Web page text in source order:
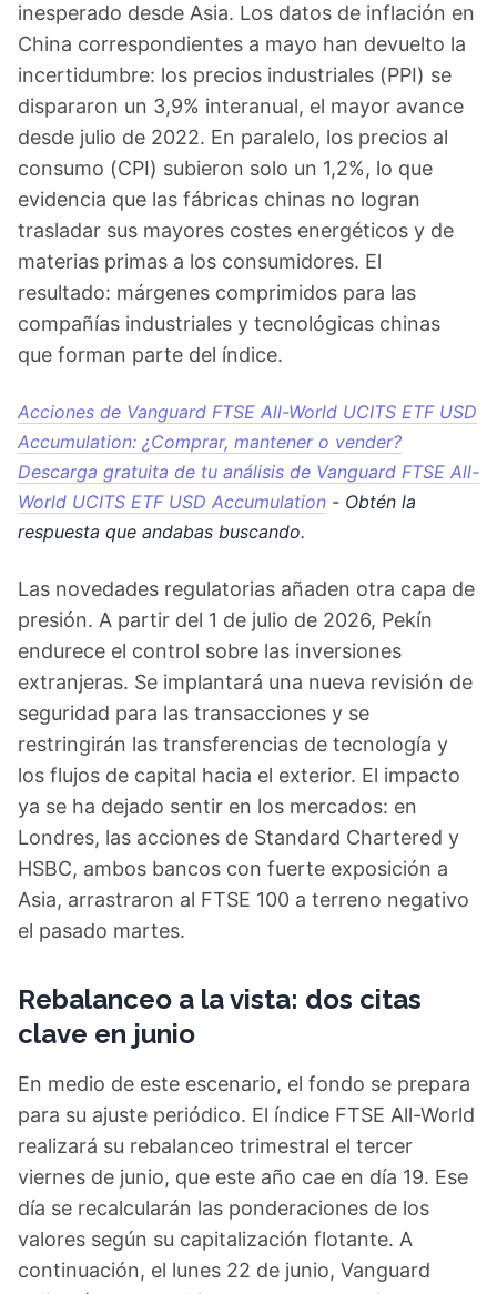
inesperado desde Asia. Los datos de inflación en
China correspondientes a mayo han devuelto la
incertidumbre: los precios industriales (PPI) se
dispararon un 3,9% interanual, el mayor avance
desde julio de 2022. En paralelo, los precios al
consumo (CPI) subieron solo un 1,2%, lo que
evidencia que las fábricas chinas no logran
trasladar sus mayores costes energéticos y de
materias primas a los consumidores. El
resultado: márgenes comprimidos para las
compañías industriales y tecnológicas chinas
que forman parte del índice.
Acciones de Vanguard FTSE All-World UCITS ETF USD
Accumulation: ¿Comprar, mantener o vender?
Descarga gratuita de tu análisis de Vanguard FTSE All-
World UCITS ETF USD Accumulation - Obtén la
respuesta que andabas buscando.
Las novedades regulatorias añaden otra capa de
presión. A partir del 1 de julio de 2026, Pekín
endurece el control sobre las inversiones
extranjeras. Se implantará una nueva revisión de
seguridad para las transacciones y se
restringirán las transferencias de tecnología y
los flujos de capital hacia el exterior. El impacto
ya se ha dejado sentir en los mercados: en
Londres, las acciones de Standard Chartered y
HSBC, ambos bancos con fuerte exposición a
Asia, arrastraron al FTSE 100 a terreno negativo
el pasado martes.
Rebalanceo a la vista: dos citas
clave en junio
En medio de este escenario, el fondo se prepara
para su ajuste periódico. El índice FTSE All-World
realizará su rebalanceo trimestral el tercer
viernes de junio, que este año cae en día 19. Ese
día se recalcularán las ponderaciones de los
valores según su capitalización flotante. A
continuación, el lunes 22 de junio, Vanguard